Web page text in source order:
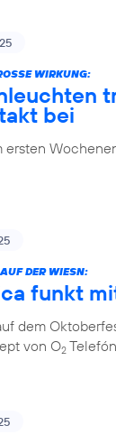
WIRKUNG:
bei
ersten
DER WIESN:
funkt
dem
von O2